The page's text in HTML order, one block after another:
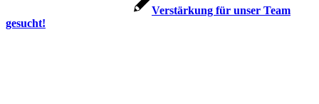
Verstärkung für unser Team
gesucht!